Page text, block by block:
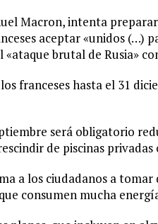
Macron, intenta
aceptar «unidos (…)
brutal de Rusia»
franceses hasta el 31
será obligatorio
de piscinas privadas
a los ciudadanos a
consumen mucha